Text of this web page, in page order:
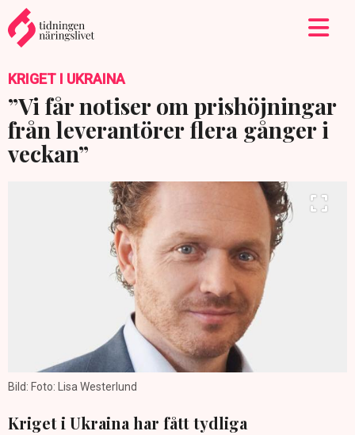
KRIGET I UKRAINA
”Vi får notiser om prishöjningar
från leverantörer flera gånger i
veckan”
Bild: Foto: Lisa Westerlund
Kriget i Ukraina har fått tydliga